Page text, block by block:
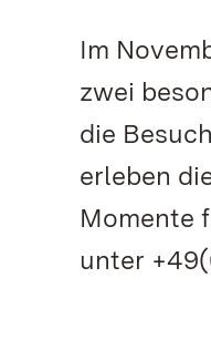
Im
zwei
die
erleben
Momente
unter